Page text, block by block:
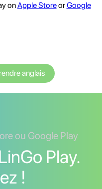
onApple StoreorGoogle
anglais
ou Google Play
Play.
!